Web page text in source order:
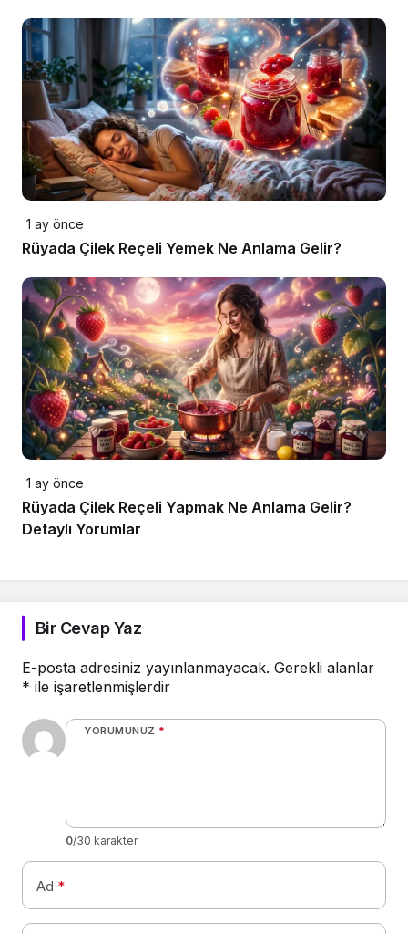
1 ay önce
Rüyada Çilek Reçeli Yemek Ne Anlama Gelir?
1 ay önce
Rüyada Çilek Reçeli Yapmak Ne Anlama Gelir?
Detaylı Yorumlar
Bir Cevap Yaz
E-posta adresiniz yayınlanmayacak. Gerekli alanlar
* ile işaretlenmişlerdir
YORUMUNUZ *
0/30 karakter
Ad *